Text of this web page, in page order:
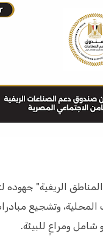
الريفية" جهوده
وتشجيع
ومراعٍ للبيئة.